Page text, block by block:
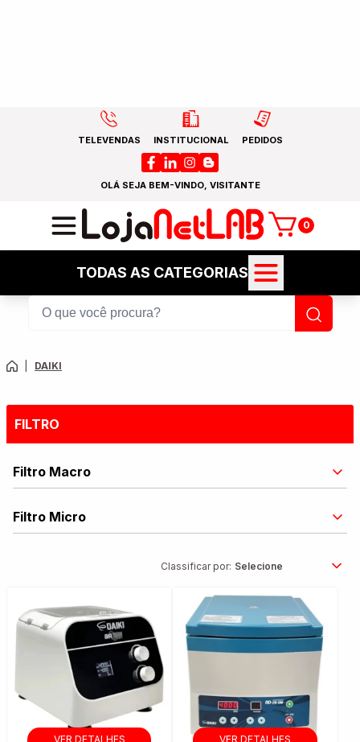
TELEVENDAS INSTITUCIONAL PEDIDOS
OLÁ SEJA BEM-VINDO, VISITANTE
0
TODAS AS CATEGORIAS
DAIKI
FILTRO
Filtro Macro
Filtro Micro
Classificar por: